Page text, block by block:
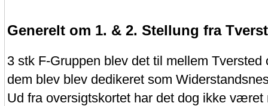
Generelt om 1. & 2. Stellung fra
3 stk F-Gruppen blev det til mellem Tversted
dem blev blev dedikeret som
Ud fra oversigtskortet har det dog ikke været